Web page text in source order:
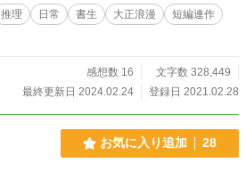
推理 日常 書生 大正浪漫
短編連作
感想数 16
文字数 328,449
最終更新日 2024.02.24
登録日 2021.02.28
お気に入り追加 28